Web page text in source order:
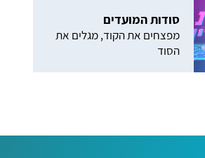
סודות המועדים
מפצחים את הקוד, מגלים את
הסוד